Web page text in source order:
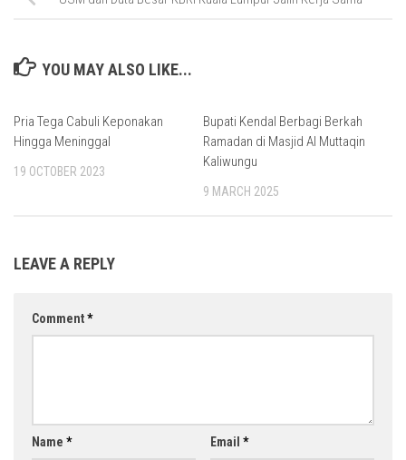
YOU MAY ALSO LIKE...
Pria Tega Cabuli Keponakan
Hingga Meninggal
19 OCTOBER 2023
Bupati Kendal Berbagi Berkah
Ramadan di Masjid Al Muttaqin
Kaliwungu
9 MARCH 2025
LEAVE A REPLY
Comment*
Name * Email *